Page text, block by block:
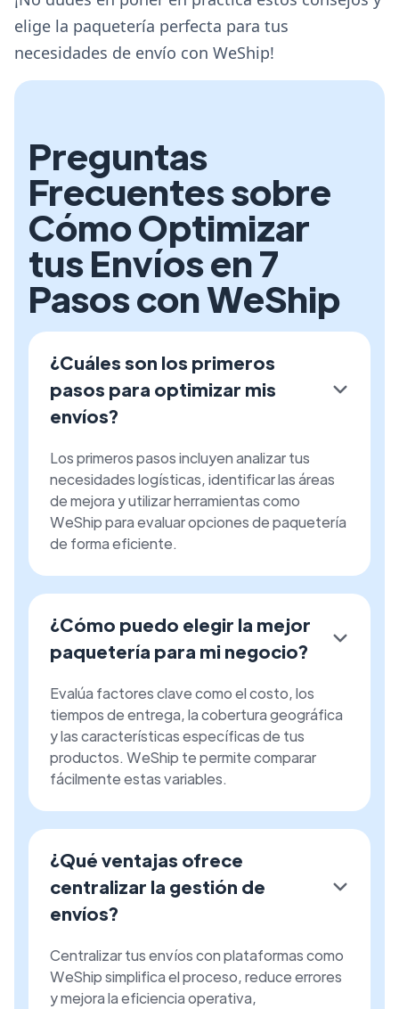
elige la paquetería perfecta para tus
necesidades de envío con WeShip!
Preguntas
Frecuentes sobre
Cómo Optimizar
tus Envíos en 7
Pasos con WeShip
¿Cuáles son los primeros
pasos para optimizar mis
envíos?
Los primeros pasos incluyen analizar tus
necesidades logísticas, identificar las áreas
de mejora y utilizar herramientas como
WeShip para evaluar opciones de paquetería
de forma eficiente.
¿Cómo puedo elegir la mejor
paquetería para mi negocio?
Evalúa factores clave como el costo, los
tiempos de entrega, la cobertura geográfica
y las características específicas de tus
productos. WeShip te permite comparar
fácilmente estas variables.
¿Qué ventajas ofrece
centralizar la gestión de
envíos?
Centralizar tus envíos con plataformas como
WeShip simplifica el proceso, reduce errores
y mejora la eficiencia operativa,